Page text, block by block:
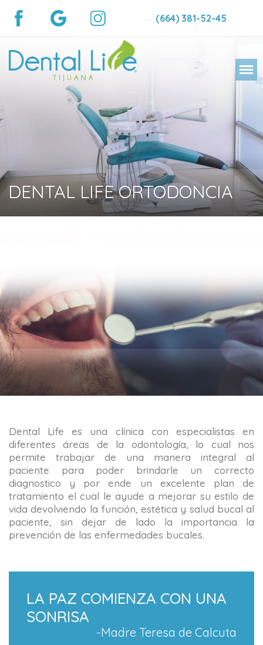
(664) 381-52-45
DENTAL LIFE ORTODONCIA
Dental Life es una clínica con especialistas en
diferentes áreas de la odontología, lo cual nos
permite trabajar de una manera integral al
paciente para poder brindarle un correcto
diagnostico y por ende un excelente plan de
tratamiento el cual le ayude a mejorar su estilo de
vida devolviendo la función, estética y salud bucal al
paciente, sin dejar de lado la importancia la
prevención de las enfermedades bucales.
LA PAZ COMIENZA CON UNA
SONRISA
-Madre Teresa de Calcuta